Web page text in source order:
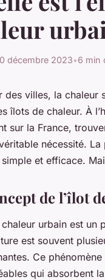
décembre 2023•6 min
villes, la chaleur
îlots de chaleur. À
sur la France,
nécessité.
et efficace.
de l’îlot
chaleur urbain est
est souvent
Ce
qui absorbent